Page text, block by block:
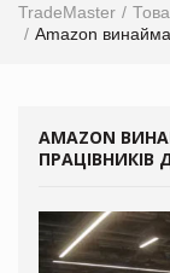
TradeMaster
Amazon
AMAZON
ПРАЦІВНИКІВ